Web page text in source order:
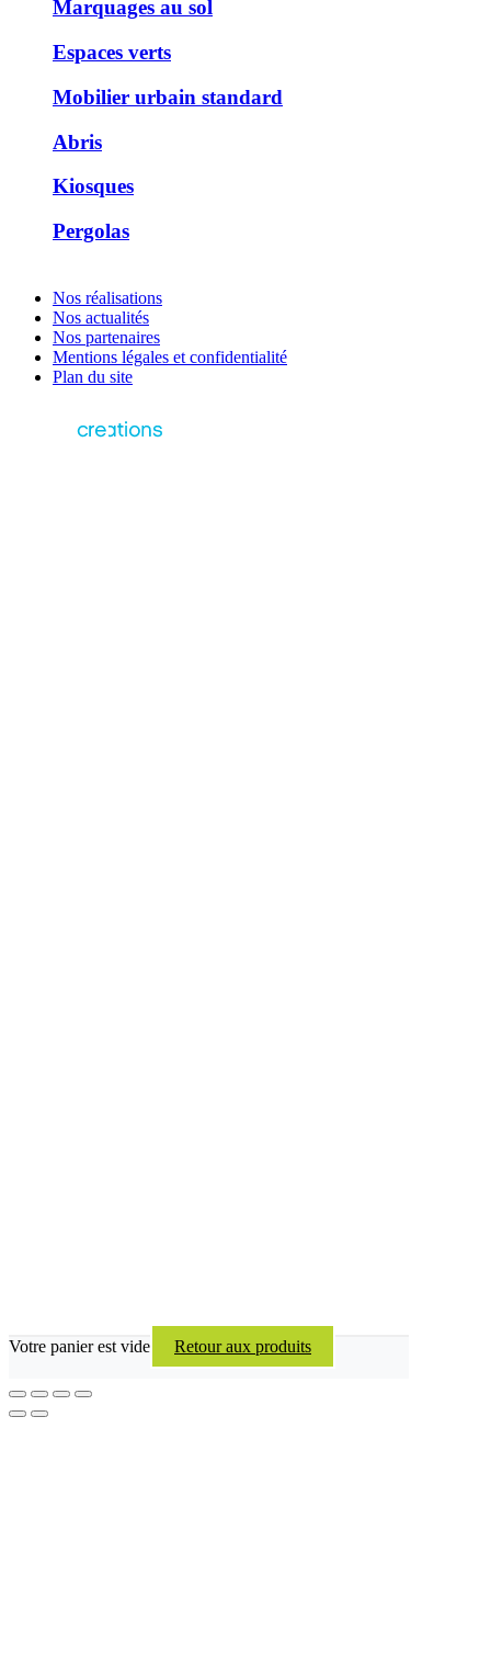
Marquages au sol
Espaces verts
Mobilier urbain standard
Abris
Kiosques
Pergolas
Nos réalisations
Nos actualités
Nos partenaires
Mentions légales et confidentialité
Plan du site
Votre panier est vide Retour aux produits